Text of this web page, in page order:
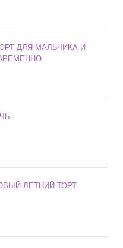
ДЛЯ МАЛЬЧИКА И
ЛЕТНИЙ ТОРТ